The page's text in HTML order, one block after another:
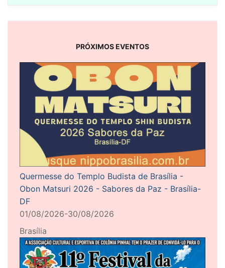
PRÓXIMOS EVENTOS
Quermesse do Templo Budista de Brasília -
Obon Matsuri 2026 - Sabores da Paz - Brasília-
DF
01/08/2026-30/08/2026
Brasília